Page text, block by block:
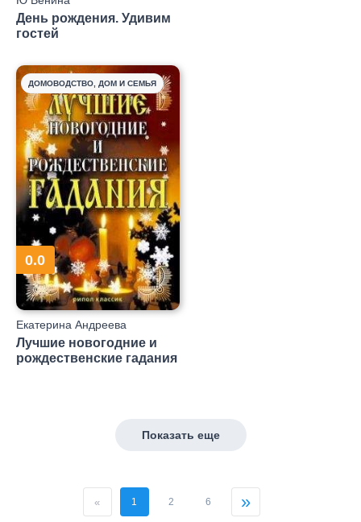
День рождения. Удивим
гостей
ДОМОВОДСТВО, ДОМ И СЕМЬЯ
0.0
Екатерина Андреева
Лучшие новогодние и
рождественские гадания
Показать еще
« 1 2 6 »